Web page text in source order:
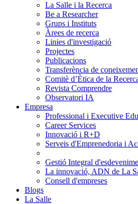
La Salle i la Recerca
Be a Researcher
Grups i Instituts
Àrees de recerca
Linies d'investigació
Projectes
Publicacions
Transferència de
Comitè d’Ètica de la
Revista Comprendre
Observatori IA
Empresa
Professional i Executive
Career Services
Innovació i R+D
Serveis d'Emprenedoria i
Gestió Integral
La innovació, ADN de La
Consell d'empreses
Blogs
La Salle